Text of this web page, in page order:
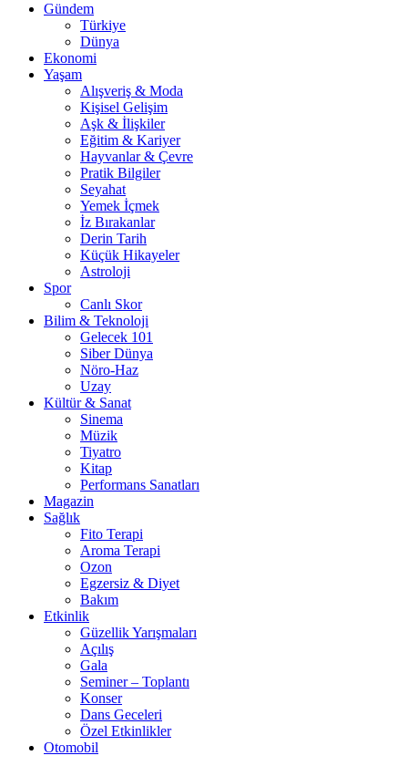
Gündem
Türkiye
Dünya
Ekonomi
Yaşam
Alışveriş & Moda
Kişisel Gelişim
Aşk & İlişkiler
Eğitim & Kariyer
Hayvanlar & Çevre
Pratik Bilgiler
Seyahat
Yemek İçmek
İz Bırakanlar
Derin Tarih
Küçük Hikayeler
Astroloji
Spor
Canlı Skor
Bilim & Teknoloji
Gelecek 101
Siber Dünya
Nöro-Haz
Uzay
Kültür & Sanat
Sinema
Müzik
Tiyatro
Kitap
Performans Sanatları
Magazin
Sağlık
Fito Terapi
Aroma Terapi
Ozon
Egzersiz & Diyet
Bakım
Etkinlik
Güzellik Yarışmaları
Açılış
Gala
Seminer – Toplantı
Konser
Dans Geceleri
Özel Etkinlikler
Otomobil